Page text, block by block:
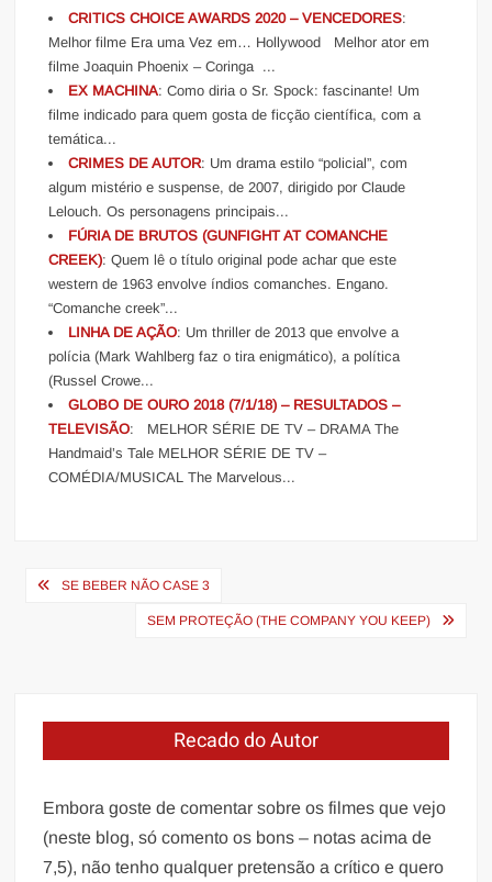
CRITICS CHOICE AWARDS 2020 – VENCEDORES:
Melhor filme Era uma Vez em… Hollywood Melhor ator em
filme Joaquin Phoenix – Coringa ...
EX MACHINA: Como diria o Sr. Spock: fascinante! Um
filme indicado para quem gosta de ficção científica, com a
temática...
CRIMES DE AUTOR: Um drama estilo “policial”, com
algum mistério e suspense, de 2007, dirigido por Claude
Lelouch. Os personagens principais...
FÚRIA DE BRUTOS (GUNFIGHT AT COMANCHE
CREEK): Quem lê o título original pode achar que este
western de 1963 envolve índios comanches. Engano.
“Comanche creek”...
LINHA DE AÇÃO: Um thriller de 2013 que envolve a
polícia (Mark Wahlberg faz o tira enigmático), a política
(Russel Crowe...
GLOBO DE OURO 2018 (7/1/18) – RESULTADOS –
TELEVISÃO: MELHOR SÉRIE DE TV – DRAMA The
Handmaid’s Tale MELHOR SÉRIE DE TV –
COMÉDIA/MUSICAL The Marvelous...
Navegação
SE BEBER NÃO CASE 3
SEM PROTEÇÃO (THE COMPANY YOU KEEP)
Recado do Autor
Embora goste de comentar sobre os filmes que vejo
(neste blog, só comento os bons – notas acima de
7,5), não tenho qualquer pretensão a crítico e quero